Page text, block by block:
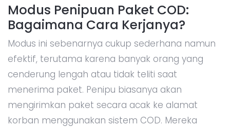
Modus Penipuan Paket COD:
Bagaimana Cara Kerjanya?
Modus ini sebenarnya cukup sederhana namun
efektif, terutama karena banyak orang yang
cenderung lengah atau tidak teliti saat
menerima paket. Penipu biasanya akan
mengirimkan paket secara acak ke alamat
korban menggunakan sistem COD. Mereka